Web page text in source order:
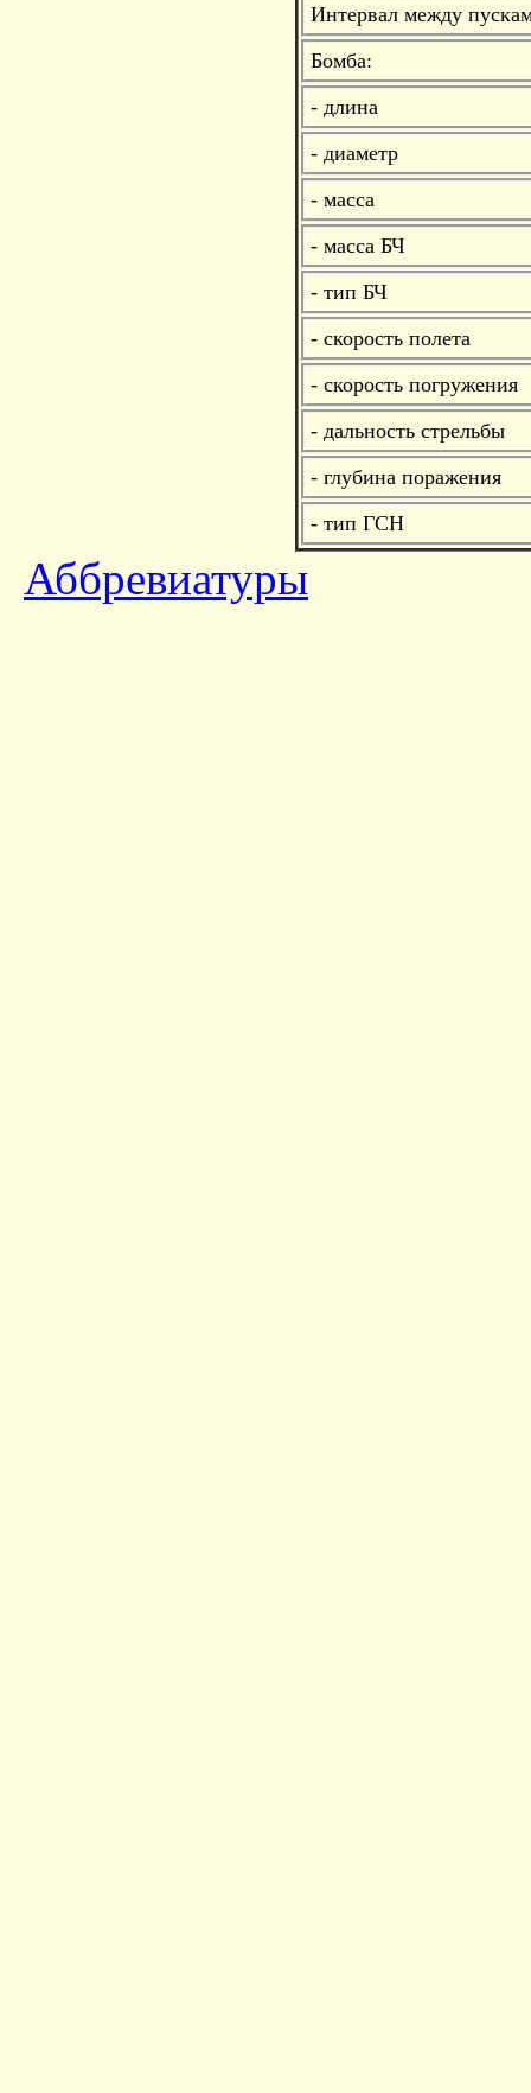
Интервал между
Бомба:
- длина
- диаметр
- масса
- масса БЧ
- тип БЧ
- скорость полета
- скорость погружения
- дальность стрельбы
- глубина поражения
- тип ГСН
Аббревиатуры